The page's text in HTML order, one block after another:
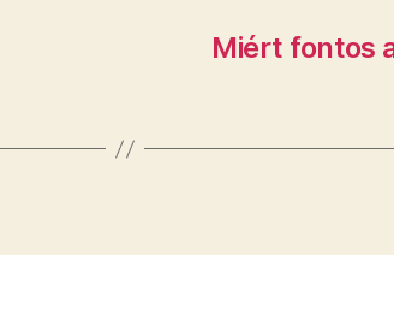
Miért fontos